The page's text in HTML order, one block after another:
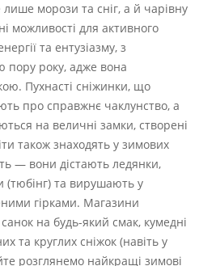
морози та сніг, а й чарівну
можливості для активного
та ентузіазму, з
пору року, адже вона
Пухнасті сніжинки, що
про справжнє чаклунство, а
на величні замки, створені
також знаходять у зимових
— вони дістають ледянки,
(тюбінг) та вирушають у
гірками. Магазини
на будь-який смак, кумедні
та круглих сніжок (навіть у
розглянемо найкращі зимові